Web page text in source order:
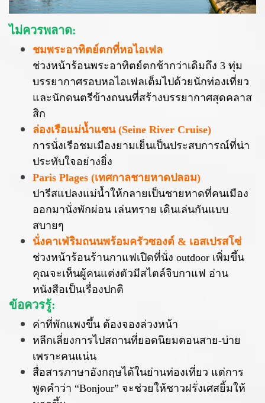
ไม่ควรพลาด:
ชมพระอาทิตย์ตกที่หอไอเฟล
ช่วงหน้าร้อนพระอาทิตย์ตกช้ากว่าเดิมถึง 3 ทุ่ม
บรรยากาศรอบหอไอเฟลเต็มไปด้วยนักท่องเที่ยว
และนักดนตรีข้างถนนที่สร้างบรรยากาศสุดคลาส
สิก
ล่องเรือแม่น้ำแซน (Seine River Cruise)
การนั่งเรือชมเมืองยามเย็นเป็นประสบการณ์ที่น่า
ประทับใจอย่างยิ่ง
Paris Plages (เทศกาลชายหาดปลอม)
ปารีสแปลงแม่น้ำให้กลายเป็นชายหาดที่คนเมือง
ออกมานั่งพักผ่อน เล่นทราย เดินเล่นกันแบบ
สบายๆ
นั่งคาเฟ่ริมถนนพร้อมครัวซองต์ & เอสเปรสโซ่
ช่วงหน้าร้อนร้านกาแฟเปิดที่นั่ง outdoor เพิ่มขึ้น
คุณจะเห็นผู้คนแต่งตัวมีสไตล์จิบกาแฟ อ่าน
หนังสือเป็นเรื่องปกติ
ข้อควรรู้:
ค่าที่พักแพงขึ้น ต้องจองล่วงหน้า
หลีกเลี่ยงการไปสถานที่ยอดนิยมตอนสาย-บ่าย
เพราะคนแน่น
สื่อสารภาษาอังกฤษได้ในย่านท่องเที่ยว แต่การ
พูดคำว่า “Bonjour” จะช่วยให้ชาวฝรั่งเศสยิ้มให้